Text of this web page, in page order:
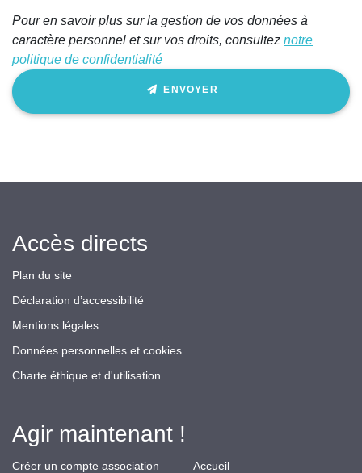
Pour en savoir plus sur la gestion de vos données à
caractère personnel et sur vos droits, consultez notre
politique de confidentialité
ENVOYER
Accès directs
Plan du site
Déclaration d’accessibilité
Mentions légales
Données personnelles et cookies
Charte éthique et d'utilisation
Agir maintenant !
Créer un compte association
Accueil